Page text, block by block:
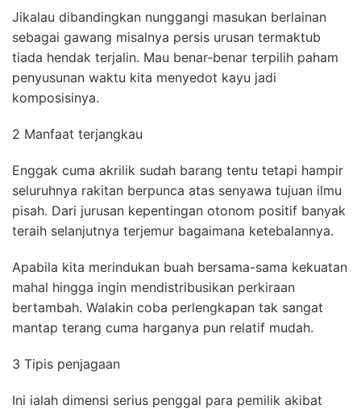
Jikalau dibandingkan nunggangi masukan berlainan
sebagai gawang misalnya persis urusan termaktub
tiada hendak terjalin. Mau benar-benar terpilih paham
penyusunan waktu kita menyedot kayu jadi
komposisinya.
2 Manfaat terjangkau
Enggak cuma akrilik sudah barang tentu tetapi hampir
seluruhnya rakitan berpunca atas senyawa tujuan ilmu
pisah. Dari jurusan kepentingan otonom positif banyak
teraih selanjutnya terjemur bagaimana ketebalannya.
Apabila kita merindukan buah bersama-sama kekuatan
mahal hingga ingin mendistribusikan perkiraan
bertambah. Walakin coba perlengkapan tak sangat
mantap terang cuma harganya pun relatif mudah.
3 Tipis penjagaan
Ini ialah dimensi serius penggal para pemilik akibat